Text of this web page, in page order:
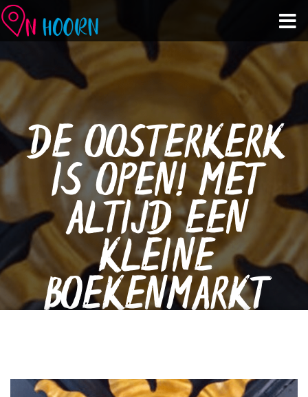
Agenda
Winkelen & Horeca
Over Hoorn
Plan je bezoek
DE OOSTERKERK
IS OPEN! MET
ALTIJD EEN
KLEINE
BOEKENMARKT